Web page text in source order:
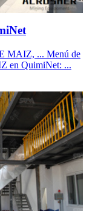
MAIZ, ... Menú de
en QuimiNet: ...